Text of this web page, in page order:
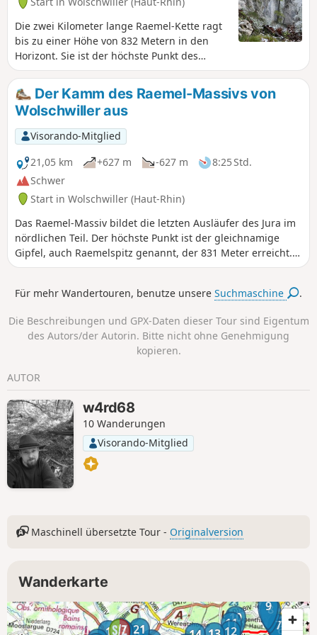
Die zwei Kilometer lange Raemel-Kette ragt
bis zu einer Höhe von 832 Metern in den
Horizont. Sie ist der höchste Punkt des
elsässischen Jura und über einen
malerischen Kalksteingrat, den Zöllner- oder
Schmugglerpfad, der entlang der
französisch-schweizerischen Grenze
verläuft, zu erreichen. Eine recht sportliche
Wanderung, die mit herrlichen Ausblicken
auf den Schweizer Jura belohnt.
Der Kamm des Raemel-Massivs von
Wolschwiller aus
Visorando-Mitglied
21,05 km
+627 m -627 m
8:25 Std.
Schwer
Start in Wolschwiller (Haut-Rhin)
Das Raemel-Massiv bildet die letzten Ausläufer des Jura im
nördlichen Teil. Der höchste Punkt ist der gleichnamige
Gipfel, auch Raemelspitz genannt, der 831 Meter erreicht.
Von der Aussichtsplattform aus hat man einen
gesamte Strecke verläuft durch den Wald. Nur die letzten 5
Panoramablicken gibt es auf der Strecke mehrere
Sehenswürdigkeiten, darunter die Biederthaler Schlucht
Für mehr Wandertouren, benutze unsereSuchmaschine .
Die Beschreibungen und GPX-Daten dieser Tour sind Eigentum
des Autors/der Autorin. Bitte nicht ohne Genehmigung
kopieren.
AUTOR
w4rd68
10 Wanderungen
Visorando-Mitglied
Maschinell übersetzte Tour - Originalversion
Wanderkarte
4
5
6
7
8
9
10
11
12
21
22
23
1